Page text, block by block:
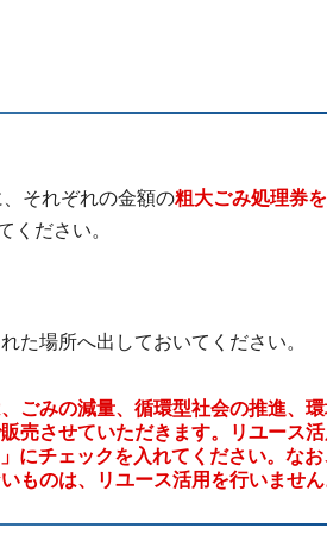
それぞれの金額の粗大ごみ処理券
ださい。
た場所へ出しておいてください。
ごみの減量、循環型社会の推進、
売させていただきます。リユース
にチェックを入れてください。な
ものは、リユース活用を行いませ